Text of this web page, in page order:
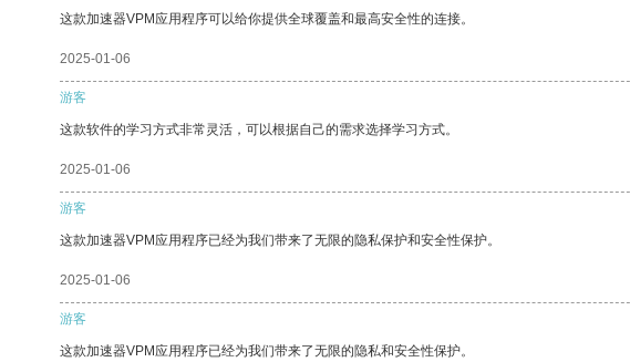
这款加速器VPM应用程序可以给你提供全球覆盖和最高安全性的连接。
2025-01-06
游客
这款软件的学习方式非常灵活，可以根据自己的需求选择学习方式。
2025-01-06
游客
这款加速器VPM应用程序已经为我们带来了无限的隐私保护和安全性保护。
2025-01-06
游客
这款加速器VPM应用程序已经为我们带来了无限的隐私和安全性保护。